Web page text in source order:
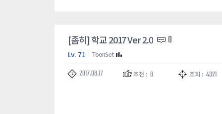
[좀히] 학교 2017 Ver 2.0 0
Lv. 71 ToonSet
2017.08.17 추천 : 0 조회 : 4321